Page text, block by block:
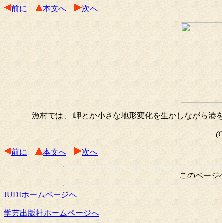
前に 本文へ 次へ
漁村では、 岬とか小さな地形変化を生かしながら港
前に 本文へ 次へ
このページ
JUDIホームページへ
学芸出版社ホームページへ